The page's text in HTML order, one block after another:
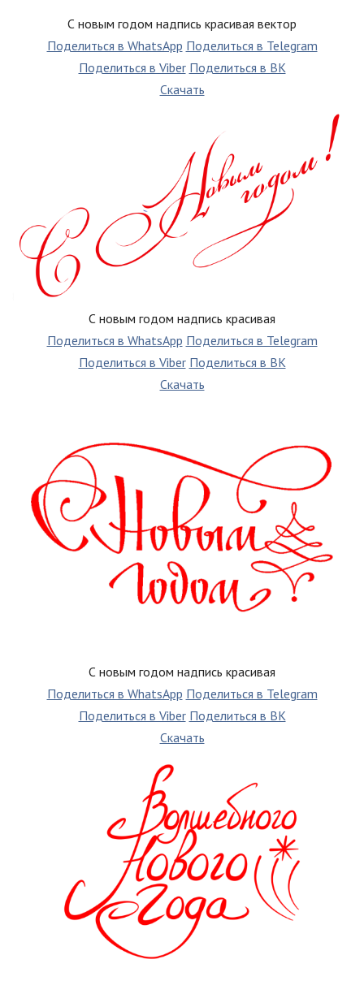
С новым годом надпись красивая вектор
Поделиться в WhatsApp Поделиться в Telegram
Поделиться в Viber Поделиться в ВК
Скачать
С новым годом надпись красивая
Поделиться в WhatsApp Поделиться в Telegram
Поделиться в Viber Поделиться в ВК
Скачать
С новым годом надпись красивая
Поделиться в WhatsApp Поделиться в Telegram
Поделиться в Viber Поделиться в ВК
Скачать